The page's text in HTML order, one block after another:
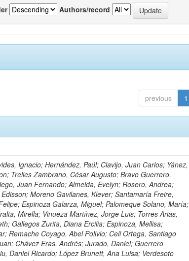
Authors/record
previous 1
Ignacio; Hernández, Paúl; Clavijo, Juan Carlos; Yánez,
Trelles Zambrano, César Augusto; Bravo Guerrero,
Juan Fernando; Almeida, Evelyn; Rosero, Andrea;
Moreno Gavilanes, Klever; Santamaría Freire,
Espinoza Galarza, Miguel; Palomeque Solano, María;
Mirella; Vinueza Martínez, Jorge Luis; Torres Arias,
Gallegos Zurita, Diana Ercilia; Espinoza, Mellisa;
Remache Coyago, Abel Polivio; Celi Ortega, Santiago
Chávez Eras, Andrés; Jurado, Daniel; Guerrero
Daniel Ricardo; López Brunett, Ana Luisa; Verdesoto